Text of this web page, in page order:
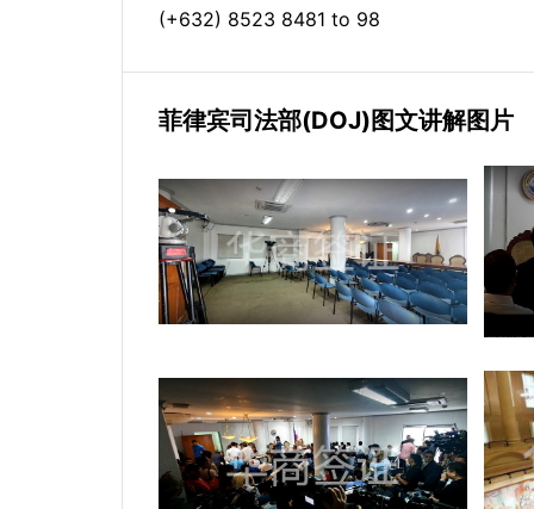
(+632) 8523 8481 to 98
菲律宾司法部(DOJ)图文讲解图片